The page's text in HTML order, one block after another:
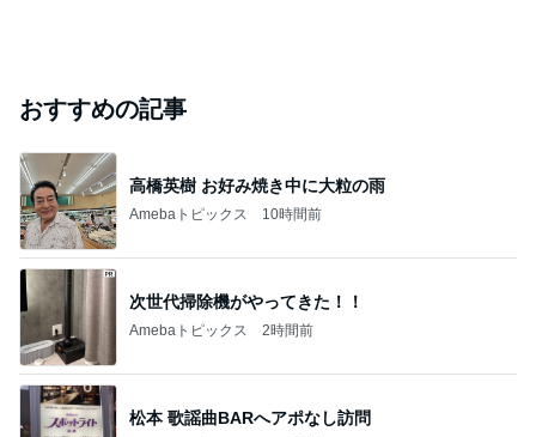
おすすめの記事
高橋英樹 お好み焼き中に大粒の雨
Amebaトピックス 10時間前
次世代掃除機がやってきた！！
Amebaトピックス 2時間前
松本 歌謡曲BARへアポなし訪問